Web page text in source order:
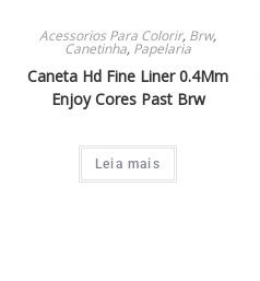
Acessorios Para Colorir, Brw,
Canetinha, Papelaria
Caneta Hd Fine Liner 0.4Mm
Enjoy Cores Past Brw
Leia mais